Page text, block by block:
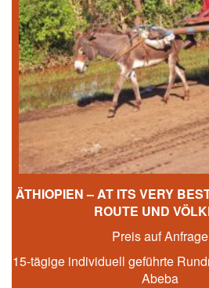
ÄTHIOPIEN – AT ITS VERY
ROUTE UND
Preis auf Anfrage
15-tägige individuell geführte
Abeba